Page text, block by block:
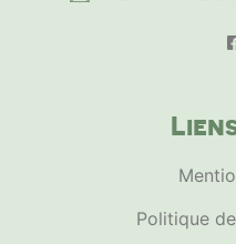
Politique